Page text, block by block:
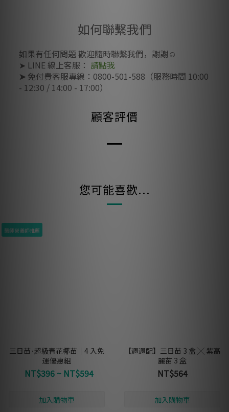
如何聯繫我們
如果有任何問題 歡迎隨時聯繫我們，謝謝☺️
➤ LINE 線上客服： 請點我
➤ 免付費客服專線：0800-501-588 （服務時間 10:00
- 12:30 / 14:00 - 17:00）
顧客評價
您可能喜歡...
醫師營養師推薦
三日苗·超級青花椰苗｜4 入免
運優惠組
NT$396 ~ NT$594
【週週配】三日苗 3 盒 ╳ 紫高
麗苗 3 盒
NT$564